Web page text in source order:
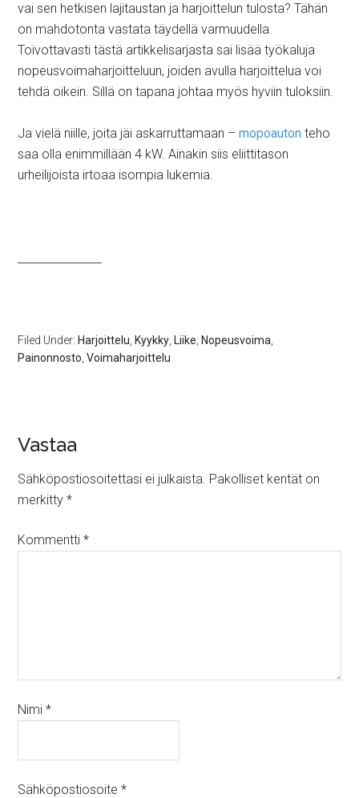
vai sen hetkisen lajitaustan ja harjoittelun tulosta? Tähän
on mahdotonta vastata täydellä varmuudella.
Toivottavasti tästä artikkelisarjasta sai lisää työkaluja
nopeusvoimaharjoitteluun, joiden avulla harjoittelua voi
tehdä oikein. Sillä on tapana johtaa myös hyviin tuloksiin.
Ja vielä niille, joita jäi askarruttamaan –mopoauton teho
saa olla enimmillään 4 kW. Ainakin siis eliittitason
urheilijoista irtoaa isompia lukemia.
Filed Under: Harjoittelu Kyykky Liike Nopeusvoima
Painonnosto ,Voimaharjoittelu
Vastaa
Sähköpostiosoitettasi ei julkaista. Pakolliset kentät on
merkitty*
Kommentti*
Nimi*
Sähköpostiosoite*